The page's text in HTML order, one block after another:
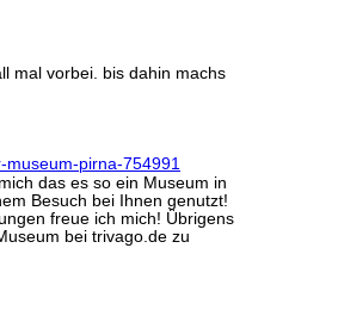
mal vorbei. bis dahin machs
das es so ein Museum in
Besuch bei Ihnen genutzt!
freue ich mich! Übrigens
bei trivago.de zu